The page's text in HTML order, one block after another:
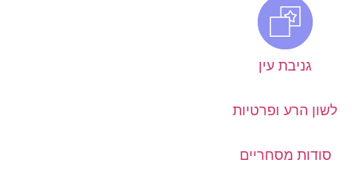
גניבת עין
לשון הרע ופרטיות
סודות מסחריים